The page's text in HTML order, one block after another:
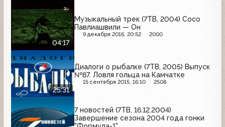
04:17
Музыкальный трек (7ТВ, 2004) Сосо
Павлиашвили — Он
9 декабря 2016, 20:52 2000
25:31
Диалоги о рыбалке (7ТВ, 2005) Выпуск
№87. Ловля гольца на Камчатке
15 сентября 2015, 16:10 2508
7 новостей (7ТВ, 16.12.2004)
Завершение сезона 2004 года гонки